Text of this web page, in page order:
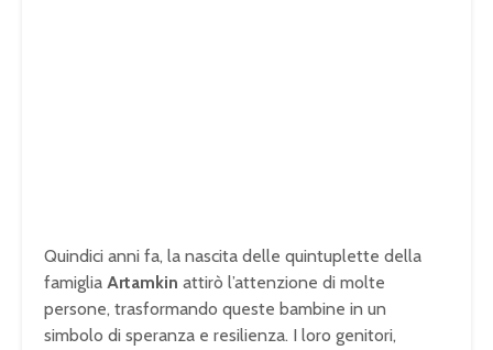
Quindici anni fa, la nascita delle quintuplette della
famiglia Artamkin attirò l’attenzione di molte
persone, trasformando queste bambine in un
simbolo di speranza e resilienza. I loro genitori,